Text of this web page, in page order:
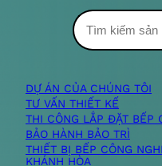
m
k
i
DỰ ÁN CỦA CHÚNG TÔI
TƯ VẤN THIẾT KẾ
THI CÔNG LẮP ĐẶT BẾP
BẢO HÀNH BẢO TRÌ
THIẾT BỊ BẾP CÔNG
KHÁNH HÒA